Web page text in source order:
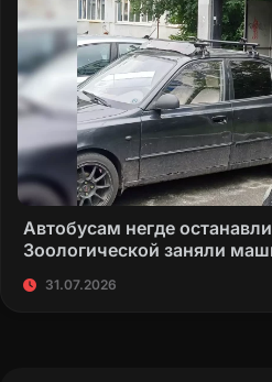
Автобусам негде
Зоологической заняли
31.07.2026